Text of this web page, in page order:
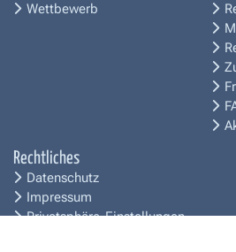
Wettbewerb
Rechtliches
Datenschutz
Impressum
Privatsphäre-Einstellungen